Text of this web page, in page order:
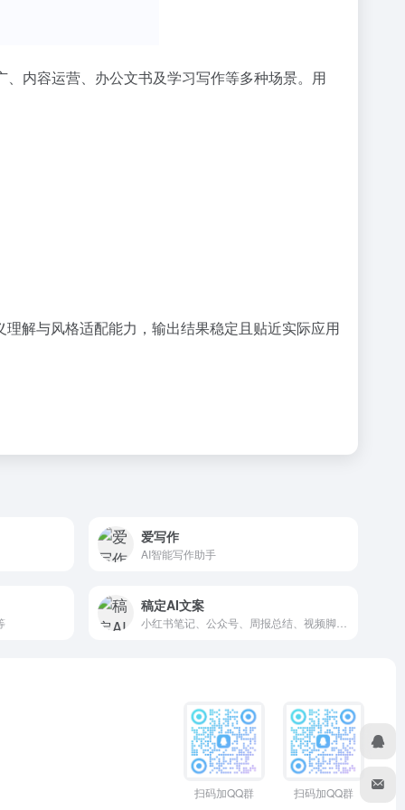
内容运营、办公文书及学习写作等多种场景。用
解与风格适配能力，输出结果稳定且贴近实际应用
爱写作
AI智能写作助手
稿定AI文案
扫码加QQ群 扫码加QQ群